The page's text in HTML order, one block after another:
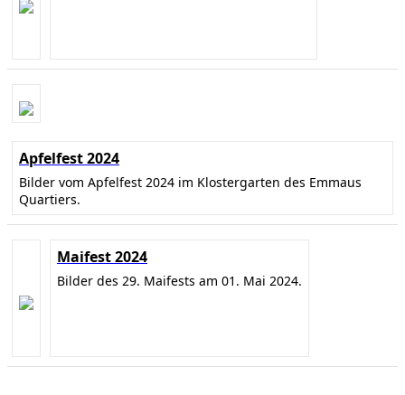
Apfelfest 2024
Bilder vom Apfelfest 2024 im Klostergarten des Emmaus
Quartiers.
Maifest 2024
Bilder des 29. Maifests am 01. Mai 2024.